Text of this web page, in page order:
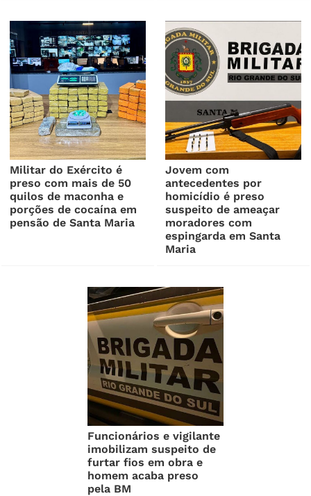
Militar do Exército é
preso com mais de 50
quilos de maconha e
porções de cocaína em
pensão de Santa Maria
Jovem com
antecedentes por
homicídio é preso
suspeito de ameaçar
moradores com
espingarda em Santa
Maria
Funcionários e vigilante
imobilizam suspeito de
furtar fios em obra e
homem acaba preso
pela BM